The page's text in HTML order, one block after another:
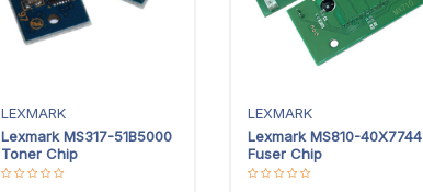
LEXMARK
Lexmark MS317-51B5000
Toner Chip
LEXMARK
Lexmark MS810-40X7744
Fuser Chip